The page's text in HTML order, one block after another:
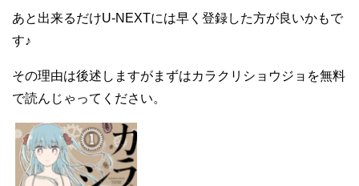
あと出来るだけU-NEXTには早く登録した方が良いかもで
す♪
その理由は後述しますがまずはカラクリショウジョを無料
で読んじゃってください。